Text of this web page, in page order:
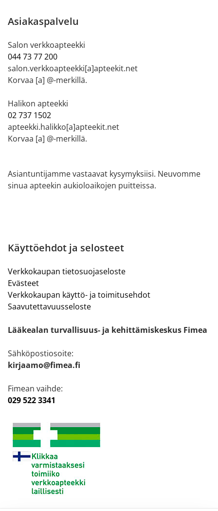
Asiakaspalvelu
Salon verkkoapteekki
044 73 77 200
salon.verkkoapteekki[a]apteekit.net
Korvaa [a] @-merkillä.
Halikon apteekki
02 737 1502
apteekki.halikko[a]apteekit.net
Korvaa [a] @-merkillä.
Asiantuntijamme vastaavat kysymyksiisi. Neuvomme
sinua apteekin aukioloaikojen puitteissa.
Käyttöehdot ja selosteet
Verkkokaupan tietosuojaseloste
Evästeet
Verkkokaupan käyttö- ja toimitusehdot
Saavutettavuusseloste
Lääkealan turvallisuus- ja kehittämiskeskus Fimea
Sähköpostiosoite:
kirjaamo@fimea.fi
Fimean vaihde:
029 522 3341